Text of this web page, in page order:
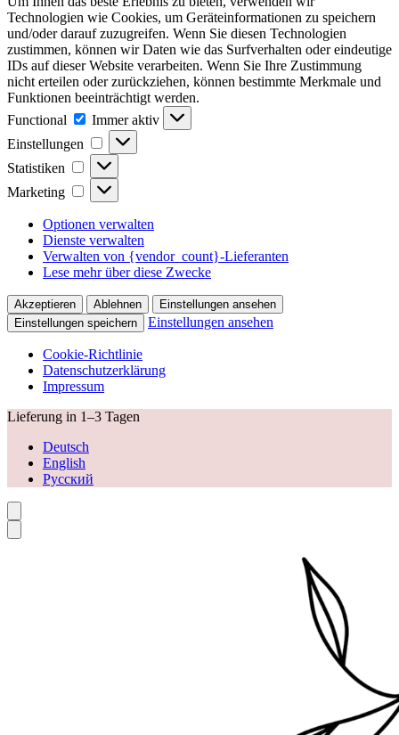
Technologien wie Cookies, um Geräteinformationen zu speichern
und/oder darauf zuzugreifen. Wenn Sie diesen Technologien
zustimmen, können wir Daten wie das Surfverhalten oder eindeutige
IDs auf dieser Website verarbeiten. Wenn Sie Ihre Zustimmung
nicht erteilen oder zurückziehen, können bestimmte Merkmale und
Funktionen beeinträchtigt werden.
Functional
Functional
Immer aktiv
Einstellungen
Einstellungen
Statistiken Statistiken
Marketing Marketing
Optionen verwalten
Dienste verwalten
Verwalten von {vendor_count}-Lieferanten
Lese mehr über diese Zwecke
Akzeptieren Ablehnen
Einstellungen ansehen
Einstellungen speichern
Einstellungen ansehen
Cookie-Richtlinie
Datenschutzerklärung
Impressum
Skip
content
Lieferung in 1–3 Tagen
Deutsch
English
Русский